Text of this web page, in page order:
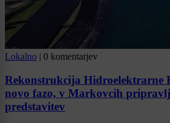
Lokalno 0 komentarjev
Rekonstrukcija Hidroelektrarne
novo fazo, v Markovcih
predstavitev